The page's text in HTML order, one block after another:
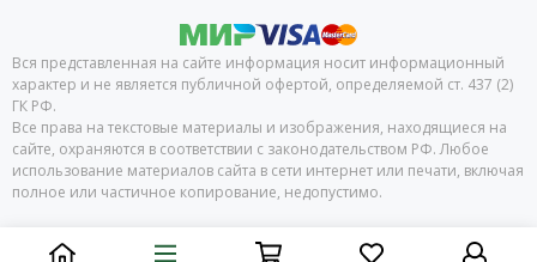
Вся представленная на сайте информация носит информационный
характер и не является публичной офертой, определяемой ст. 437 (2)
ГК РФ.
Все права на текстовые материалы и изображения, находящиеся на
сайте, охраняются в соответствии с законодательством РФ. Любое
использование материалов сайта в сети интернет или печати, включая
полное или частичное копирование, недопустимо.